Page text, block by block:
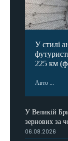
У стилі
225 км
Авто ...
У Великій
зернових за
06.08.2026